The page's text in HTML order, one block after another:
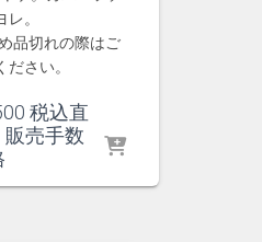
レ。
品切れの際はご
ださい。
現
在
税込直
売手数